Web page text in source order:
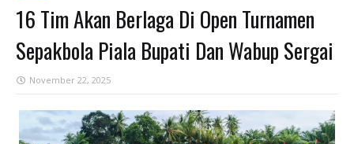
16 Tim Akan Berlaga Di Open Turnamen
Sepakbola Piala Bupati Dan Wabup Sergai
November 22, 2025